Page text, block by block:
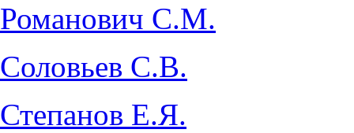
Романович С.М.
Соловьев С.В.
Степанов Е.Я.